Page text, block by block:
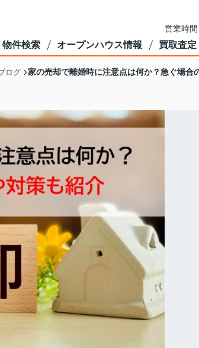
営業時
物件検索 オープンハウス情報 買取査定
ログ 家の売却で離婚時に注意点は何か？急ぐ場合